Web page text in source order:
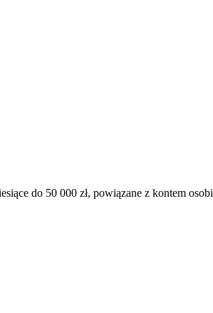
do 50 000 zł, powiązane z kontem